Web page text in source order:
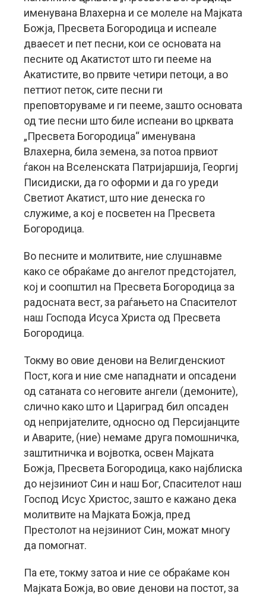
именувана Влахерна и се молеле на Мајката
Божја, Пресвета Богородица и испеале
дваесет и пет песни, кои се основата на
песните од Акатистот што ги пееме на
Акатистите, во првите четири петоци, а во
петтиот петок, сите песни ги
преповторуваме и ги пееме, зашто основата
од тие песни што биле испеани во црквата
„Пресвета Богородица“ именувана
Влахерна, била земена, за потоа првиот
ѓакон на Вселенската Патријаршија, Георгиј
Писидиски, да го оформи и да го уреди
Светиот Акатист, што ние денеска го
служиме, а кој е посветен на Пресвета
Богородица.
Во песните и молитвите, ние слушнавме
како се обраќаме до ангелот предстојател,
кој и соопштил на Пресвета Богородица за
радосната вест, за раѓањето на Спасителот
наш Господа Исуса Христа од Пресвета
Богородица.
Токму во овие денови на Велигденскиот
Пост, кога и ние сме нападнати и опсадени
од сатаната со неговите ангели (демоните),
слично како што и Цариград бил опсаден
од непријателите, односно од Персијанците
и Аварите, (ние) немаме друга помошничка,
заштитничка и војвотка, освен Мајката
Божја, Пресвета Богородица, како најблиска
до нејзиниот Син и наш Бог, Спасителот наш
Господ Исус Христос, зашто е кажано дека
молитвите на Мајката Божја, пред
Престолот на нејзиниот Син, можат многу
да помогнат.
Па ете, токму затоа и ние се обраќаме кон
Мајката Божја, во овие денови на постот, за